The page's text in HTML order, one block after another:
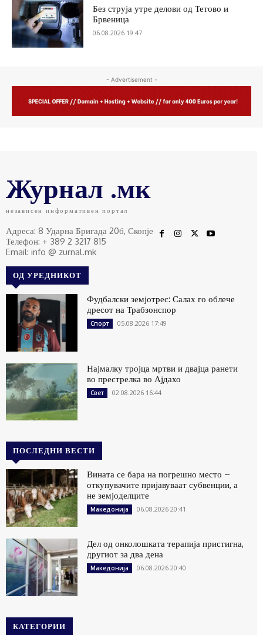
Без струја утре делови од Тетово и
Брвеница
06.08.2026 19:47
- Advertisement -
Журнал .мк
независен информативен портал
Адреса: 8 Ударна Бригада 20б, Скопје
Телефон: + 389 2 3217 815
Email: info @ zurnal.mk
ОД УРЕДНИКОТ
Фудбалски земјотрес: Салах го облече
дресот на Трабзонспор
Спорт 05.08.2026 17:49
Најмалку тројца мртви и двајца ранети
во престрелка во Ајдахо
Свет 02.08.2026 16:44
ПОСЛЕДНИ ВЕСТИ
Вината се бара на погрешно место –
откупувачите пријавуваат субвенции, а
не земјоделците
Македонија 06.08.2026 20:41
Дел од онколошката терапија пристигна,
другиот за два дена
Македонија 06.08.2026 20:40
КАТЕГОРИИ